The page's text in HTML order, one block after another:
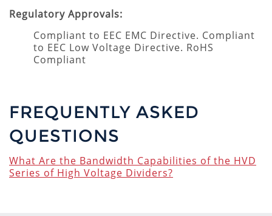
Regulatory Approvals:
Compliant to EEC EMC Directive. Compliant
to EEC Low Voltage Directive. RoHS
Compliant
FREQUENTLY ASKED
QUESTIONS
What Are the Bandwidth Capabilities of the HVD
Series of High Voltage Dividers?